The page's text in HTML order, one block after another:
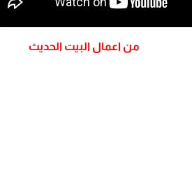
من اعمال البيت الحديث